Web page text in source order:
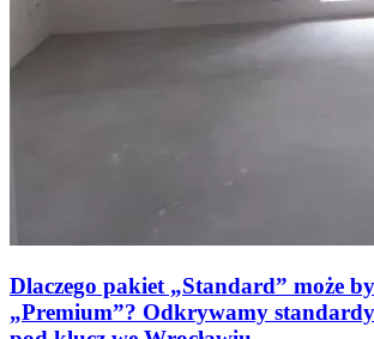
Dlaczego pakiet „Standard” może
„Premium”? Odkrywamy